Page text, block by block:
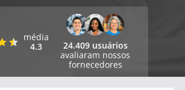
média
4.3
24.409 usuários
avaliaram nossos
fornecedores